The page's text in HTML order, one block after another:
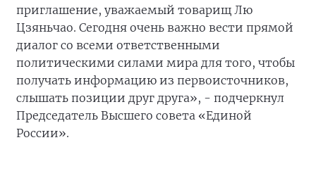
приглашение, уважаемый товарищ Лю
Цзяньчао. Сегодня очень важно вести прямой
диалог со всеми ответственными
политическими силами мира для того, чтобы
получать информацию из первоисточников,
слышать позиции друг друга», - подчеркнул
Председатель Высшего совета «Единой
России».